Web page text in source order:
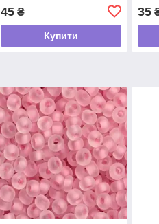
45₴
Купити
35